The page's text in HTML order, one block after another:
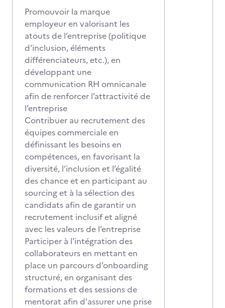
Promouvoir la marque
employeur en valorisant les
atouts de l’entreprise (politique
d’inclusion, éléments
différenciateurs, etc.), en
développant une
communication RH omnicanale
afin de renforcer l’attractivité de
l’entreprise
Contribuer au recrutement des
équipes commerciale en
définissant les besoins en
compétences, en favorisant la
diversité, l’inclusion et l’égalité
des chance et en participant au
sourcing et à la sélection des
candidats afin de garantir un
recrutement inclusif et aligné
avec les valeurs de l’entreprise
Participer à l'intégration des
collaborateurs en mettant en
place un parcours d’onboarding
structuré, en organisant des
formations et des sessions de
mentorat afin d'assurer une prise